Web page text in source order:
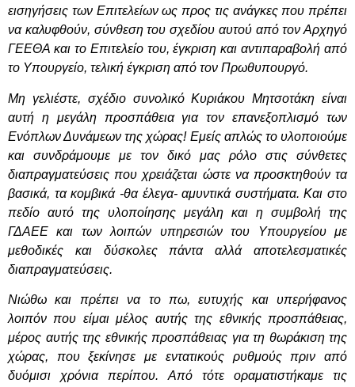
εισηγήσεις των Επιτελείων ως προς τις ανάγκες που πρέπει
να καλυφθούν, σύνθεση του σχεδίου αυτού από τον Αρχηγό
ΓΕΕΘΑ και το Επιτελείο του, έγκριση και αντιπαραβολή από
το Υπουργείο, τελική έγκριση από τον Πρωθυπουργό.
Μη γελιέστε, σχέδιο συνολικό Κυριάκου Μητσοτάκη είναι
αυτή η μεγάλη προσπάθεια για τον επανεξοπλισμό των
Ενόπλων Δυνάμεων της χώρας! Εμείς απλώς το υλοποιούμε
και συνδράμουμε με τον δικό μας ρόλο στις σύνθετες
διαπραγματεύσεις που χρειάζεται ώστε να προσκτηθούν τα
βασικά, τα κομβικά -θα έλεγα- αμυντικά συστήματα. Και στο
πεδίο αυτό της υλοποίησης μεγάλη και η συμβολή της
ΓΔΑΕΕ και των λοιπών υπηρεσιών του Υπουργείου με
μεθοδικές και δύσκολες πάντα αλλά αποτελεσματικές
διαπραγματεύσεις.
Νιώθω και πρέπει να το πω, ευτυχής και υπερήφανος
λοιπόν που είμαι μέλος αυτής της εθνικής προσπάθειας,
μέρος αυτής της εθνικής προσπάθειας για τη θωράκιση της
χώρας, που ξεκίνησε με εντατικούς ρυθμούς πριν από
δυόμισι χρόνια περίπου. Από τότε οραματιστήκαμε τις